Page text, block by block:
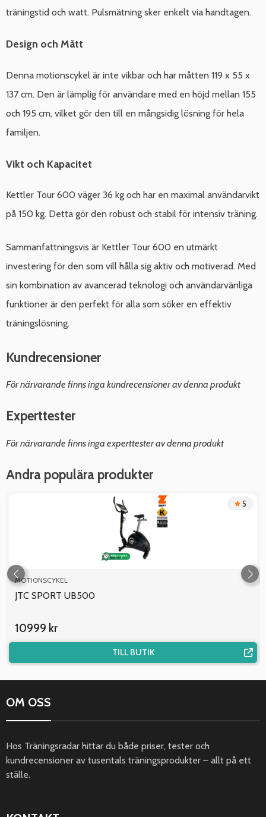
träningstid och watt. Pulsmätning sker enkelt via handtagen.
Design och Mått
Denna motionscykel är inte vikbar och har måtten 119 x 55 x
137 cm. Den är lämplig för användare med en höjd mellan 155
och 195 cm, vilket gör den till en mångsidig lösning för hela
familjen.
Vikt och Kapacitet
Kettler Tour 600 väger 36 kg och har en maximal användarvikt
på 150 kg. Detta gör den robust och stabil för intensiv träning.
Sammanfattningsvis är Kettler Tour 600 en utmärkt
investering för den som vill hålla sig aktiv och motiverad. Med
sin kombination av avancerad teknologi och användarvänliga
funktioner är den perfekt för alla som söker en effektiv
träningslösning.
Kundrecensioner
För närvarande finns inga kundrecensioner av denna produkt
Experttester
För närvarande finns inga experttester av denna produkt
Andra populära produkter
5
MOTIONSCYKEL
JTC SPORT UB500
10999 kr
TILL BUTIK
OM OSS
Hos Träningsradar hittar du både priser, tester och
kundrecensioner av tusentals träningsprodukter – allt på ett
ställe.